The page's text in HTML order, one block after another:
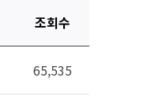
조회수
65,535